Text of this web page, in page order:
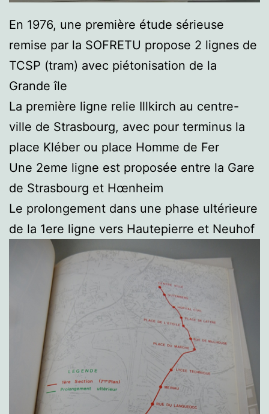
En 1976, une première étude sérieuse
remise par la SOFRETU propose 2 lignes de
TCSP (tram) avec piétonisation de la
Grande île
La première ligne relie Illkirch au centre-
ville de Strasbourg, avec pour terminus la
place Kléber ou place Homme de Fer
Une 2eme ligne est proposée entre la Gare
de Strasbourg et Hœnheim
Le prolongement dans une phase ultérieure
de la 1ere ligne vers Hautepierre et Neuhof